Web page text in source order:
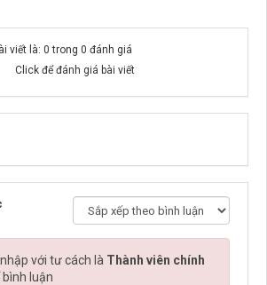
viết là: 0 trong 0 đánh giá
Click để đánh giá bài viết
với tư cách là Thành viên chính
bình luận